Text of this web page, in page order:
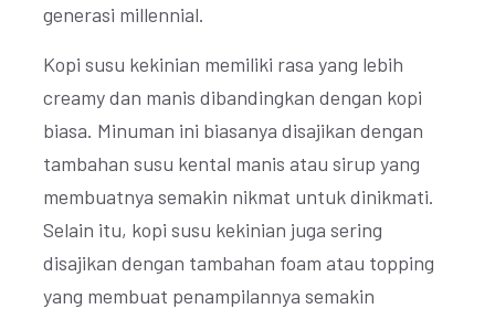
generasi millennial.
Kopi susu kekinian memiliki rasa yang lebih
creamy dan manis dibandingkan dengan kopi
biasa. Minuman ini biasanya disajikan dengan
tambahan susu kental manis atau sirup yang
membuatnya semakin nikmat untuk dinikmati.
Selain itu, kopi susu kekinian juga sering
disajikan dengan tambahan foam atau topping
yang membuat penampilannya semakin